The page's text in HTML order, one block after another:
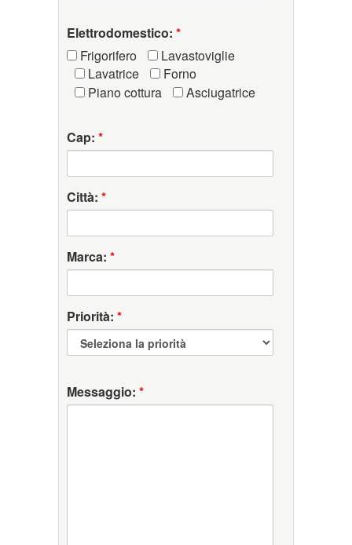
Elettrodomestico: *
Frigorifero
Lavastoviglie
Lavatrice
Forno
Piano cottura
Asciugatrice
Cap: *
Città: *
Marca: *
Priorità: *
Messaggio: *